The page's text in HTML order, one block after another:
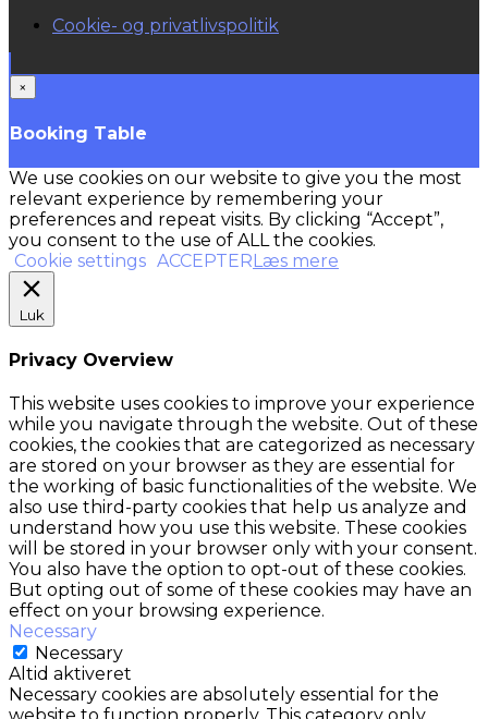
Cookie- og privatlivspolitik
×
Booking Table
We use cookies on our website to give you the most
relevant experience by remembering your
preferences and repeat visits. By clicking “Accept”,
you consent to the use of ALL the cookies.
Cookie settings ACCEPTERLæs mere
Luk
Privacy Overview
This website uses cookies to improve your experience
while you navigate through the website. Out of these
cookies, the cookies that are categorized as necessary
are stored on your browser as they are essential for
the working of basic functionalities of the website. We
also use third-party cookies that help us analyze and
understand how you use this website. These cookies
will be stored in your browser only with your consent.
You also have the option to opt-out of these cookies.
But opting out of some of these cookies may have an
effect on your browsing experience.
Necessary
Necessary
Altid aktiveret
Necessary cookies are absolutely essential for the